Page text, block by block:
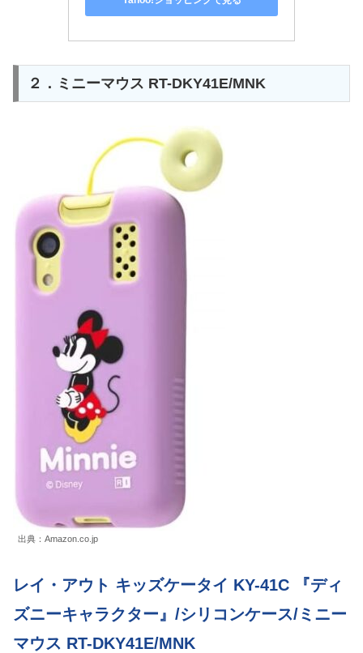
２．ミニーマウス RT-DKY41E/MNK
出典：Amazon.co.jp
レイ・アウト キッズケータイ KY-41C 『ディ
ズニーキャラクター』/シリコンケース/ミニー
マウス RT-DKY41E/MNK